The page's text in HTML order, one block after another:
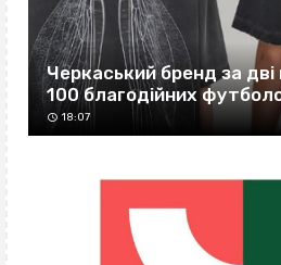
Черкаський бренд за
100 благодійних
18:07